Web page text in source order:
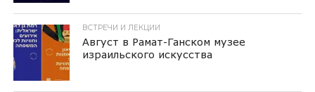
ВСТРЕЧИ И ЛЕКЦИИ
Август в Рамат-Ганском музее
израильского искусства